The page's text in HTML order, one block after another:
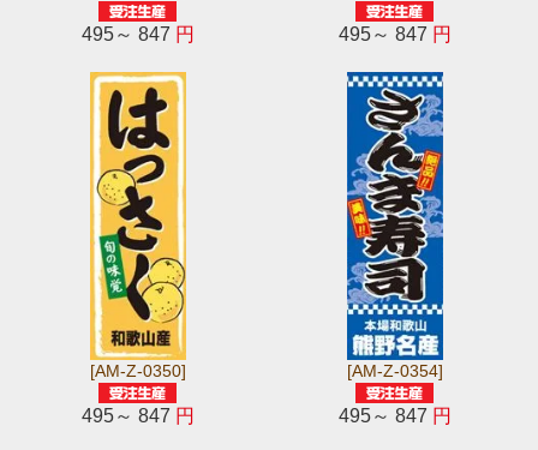
495～ 847 円 495～ 847 円
[AM-Z-0350]
495～ 847 円
[AM-Z-0354]
495～ 847 円